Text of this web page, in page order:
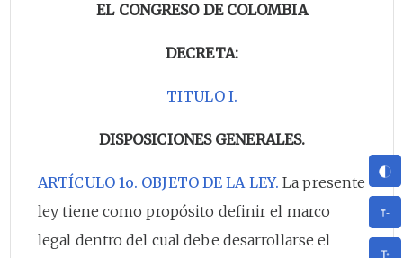
EL CONGRESO DE COLOMBIA
DECRETA:
TITULO I.
DISPOSICIONES GENERALES.
ARTÍCULO 1o. OBJETO DE LA LEY. La presente
ley tiene como propósito definir el marco
legal dentro del cual debe desarrollarse el